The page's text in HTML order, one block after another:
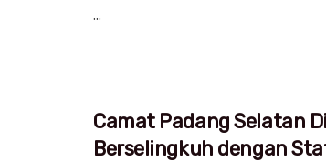
...
Camat Padang Selatan
Berselingkuh dengan